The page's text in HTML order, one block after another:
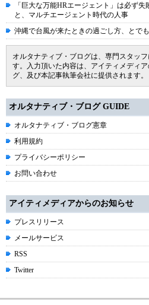
「巨大な万能HRエージェント」は必ず失
と、マルチエージェント時代の人事
沖縄で台風が来たときの過ごし方、とで
オルタナティブ・ブログは、専門スタッ
す。入力頂いた内容は、アイティメディ
グ、及び本記事執筆会社に提供されます。
オルタナティブ・ブログ GUIDE
オルタナティブ・ブログ憲章
利用規約
プライバシーポリシー
お問い合わせ
アイティメディアからのお知らせ
プレスリリース
メールサービス
RSS
Twitter